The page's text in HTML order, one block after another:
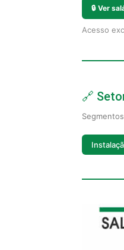
🔒 Ver
Acesso
🔗